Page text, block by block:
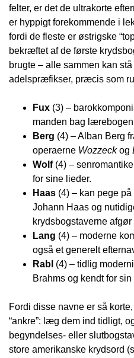
felter, er det de ultrakorte
er hyppigt forekommende i
fordi de fleste er østrigske
bekræftet af de første
brugte – alle sammen kan
adelspræfikser, præcis som
Fux (3) –
manden bag lærebogen
Berg (4) – Alban Berg
operaerne Wozzeckog
Wolf(4) –
for sine lieder.
Haas (4) – kan pege
Johann Haas og
krydsbogstaverne afgør
Lang (4) – moderne
også et generelt
Rabl (4) – tidlig
Brahms og kendt for
Fordi disse navne er så
“ankre”: læg dem ind tidligt,
begyndelses- eller
store amerikanske krydsord